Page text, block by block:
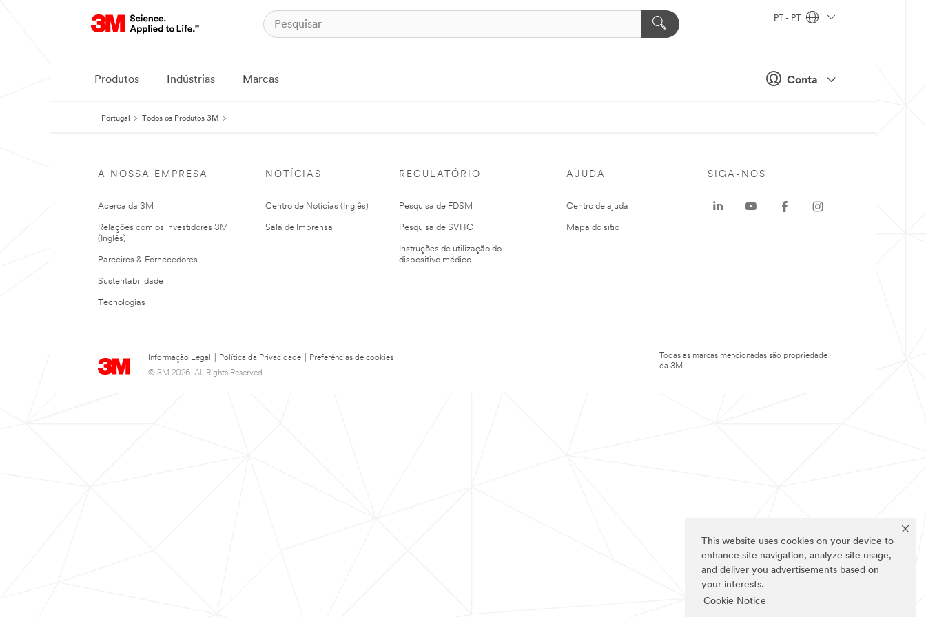
This website uses cookies on your device to
enhance site navigation, analyze site usage,
and deliver you advertisements based on
your interests.
Cookie Notice
Conta
PT - PT
Produtos Indústrias Marcas
Portugal Todos os Produtos 3M
A NOSSA EMPRESA
Acerca da 3M
Relações com os investidores 3M
(Inglês)
Parceiros & Fornecedores
Sustentabilidade
Tecnologias
NOTÍCIAS
Centro de Notícias (Inglês)
Sala de Imprensa
REGULATÓRIO
Pesquisa de FDSM
Pesquisa de SVHC
Instruções de utilização do
dispositivo médico
AJUDA
Centro de ajuda
Mapa do sitio
Informação Legal Política da Privacidade
Preferências de cookies
© 3M 2026. All Rights Reserved.
SIGA-NOS
Todas as marcas mencionadas são propriedade
da 3M.